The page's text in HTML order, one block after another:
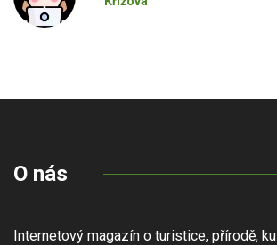
O nás
Internetový magazín o turistice, přírodě,